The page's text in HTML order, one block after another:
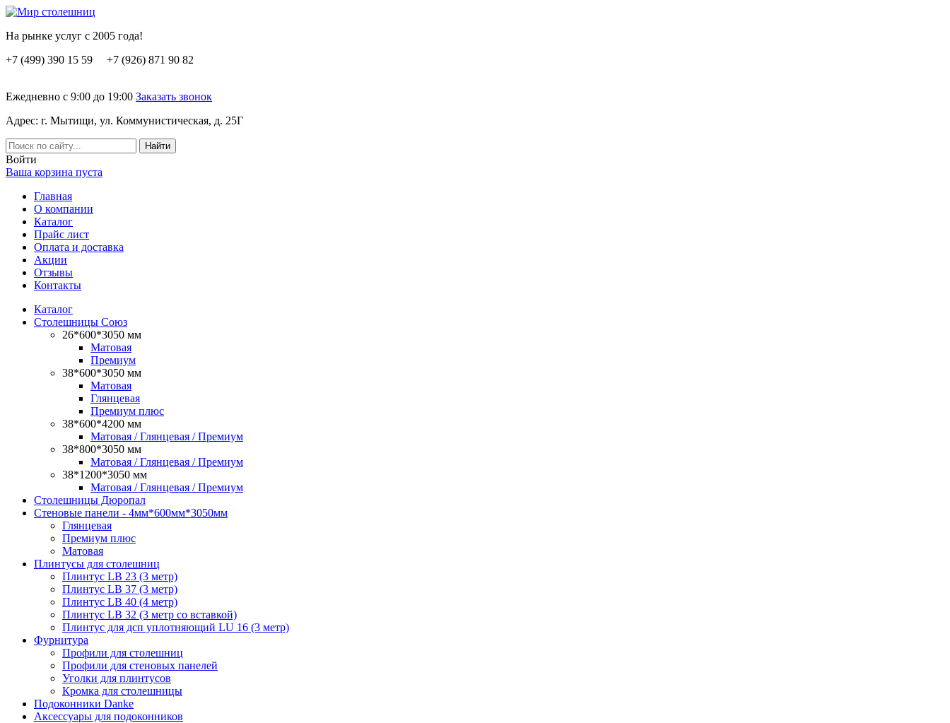
На рынке услуг с 2005 года!
+7 (499) 390 15 59 +7 (926) 871 90 82
Ежедневно с 9:00 до 19:00 Заказать звонок
Адрес: г. Мытищи, ул. Коммунистическая, д. 25Г
Вoйти
Ваша корзина пуста
Главная
О компании
Каталог
Прайс лист
Оплата и доставка
Акции
Отзывы
Контакты
Каталог
Столешницы Союз
26*600*3050 мм
Матовая
Премиум
38*600*3050 мм
Матовая
Глянцевая
Премиум плюс
38*600*4200 мм
Матовая / Глянцевая / Премиум
38*800*3050 мм
Матовая / Глянцевая / Премиум
38*1200*3050 мм
Матовая / Глянцевая / Премиум
Столешницы Дюропал
Стеновые панели - 4мм*600мм*3050мм
Глянцевая
Премиум плюс
Матовая
Плинтусы для столешниц
Плинтус LB 23 (3 метр)
Плинтус LB 37 (3 метр)
Плинтус LB 40 (4 метр)
Плинтус LB 32 (3 метр со вставкой)
Плинтус для дсп уплотняющий LU 16 (3 метр)
Фурнитура
Профили для столешниц
Профили для стеновых панелей
Уголки для плинтусов
Кромка для столешницы
Подоконники Danke
Аксессуары для подоконников